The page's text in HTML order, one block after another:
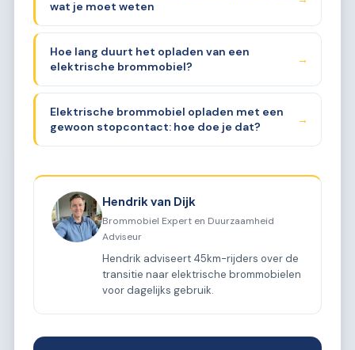
wat je moet weten
Hoe lang duurt het opladen van een
elektrische brommobiel?
→
Elektrische brommobiel opladen met een
gewoon stopcontact: hoe doe je dat?
→
Hendrik van Dijk
Brommobiel Expert en Duurzaamheid
Adviseur
Hendrik adviseert 45km-rijders over de
transitie naar elektrische brommobielen
voor dagelijks gebruik.